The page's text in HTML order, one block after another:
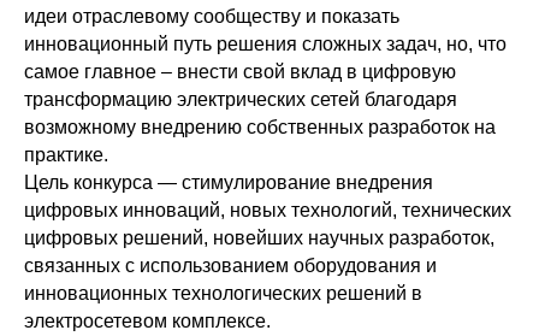
идеи отраслевому сообществу и показать
инновационный путь решения сложных задач, но, что
самое главное – внести свой вклад в цифровую
трансформацию электрических сетей благодаря
возможному внедрению собственных разработок на
практике.
Цель конкурса — стимулирование внедрения
цифровых инноваций, новых технологий, технических
цифровых решений, новейших научных разработок,
связанных с использованием оборудования и
инновационных технологических решений в
электросетевом комплексе.